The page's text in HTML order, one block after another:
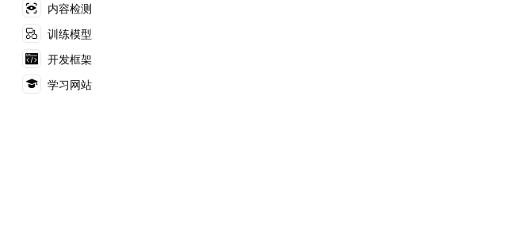
内容检测
训练模型
开发框架
学习网站